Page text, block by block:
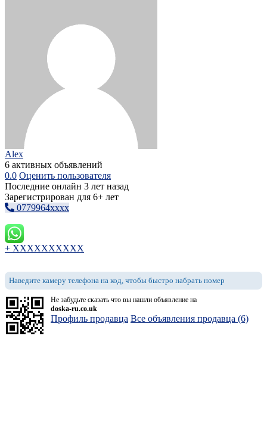
Alex
6 активных объявлений
0.0 Оценить пользователя
Последние онлайн 3 лет назад
Зарегистрирован для 6+ лет
0779964xxxx
+ XXXXXXXXXX
Наведите камеру телефона на код, чтобы быстро набрать номер
Не забудьте сказать что вы нашли объявление на
doska-ru.co.uk
Профиль продавца Все объявления продавца (6)